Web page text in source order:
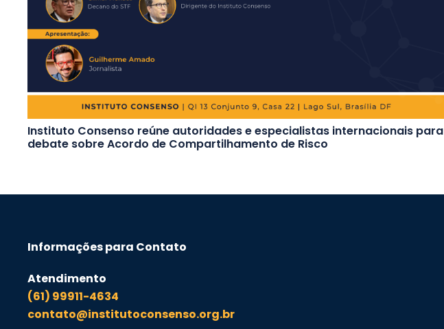
Instituto Consenso reúne autoridades e especialistas internacionais para
debate sobre Acordo de Compartilhamento de Risco
Informações para Contato
Atendimento
(61) 99911-4634
contato@institutoconsenso.org.br